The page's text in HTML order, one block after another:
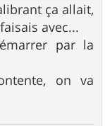
ça allait,
avec...
par la
on va